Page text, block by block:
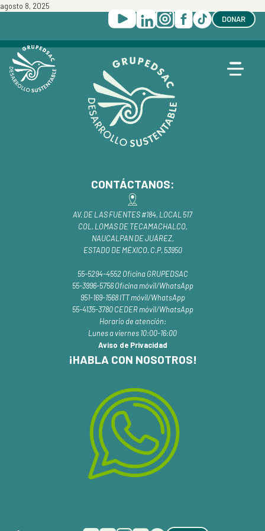
DONAR
agosto 8, 2025
CONTÁCTANOS:
AV. DE LAS FUENTES #184, LOCAL 517
COL. LOMAS DE TECAMACHALCO,
NAUCALPAN DE JUÁREZ,
ESTADO DE MÉXICO. C.P. 53950
55-5294-4552 Oficina GRUPEDSAC
55-3996-5756 Oficina móvil/WhatsApp
951-169-1568 ITT móvil/WhatsApp
55-4135-3780 CEDER móvil/WhatsApp
Horario de atención:
Lunes a viernes 10:00-16:00
Aviso de Privacidad
¡HABLA CON NOSOTROS!